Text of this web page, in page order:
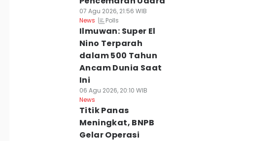
07 Agu 2026, 21:56 WIB
News
Polls
Ilmuwan: Super El
Nino Terparah
dalam 500 Tahun
Ancam Dunia Saat
Ini
06 Agu 2026, 20:10 WIB
News
Titik Panas
Meningkat, BNPB
Gelar Operasi